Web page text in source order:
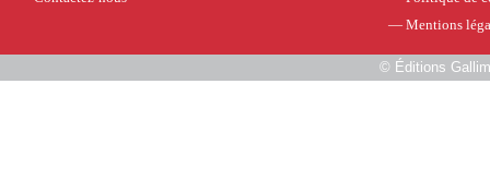
— Mentions
© Éditions